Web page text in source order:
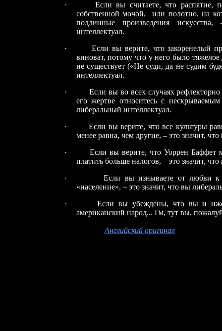
·
Если вы считаете, что распятие,
собственной мочой, или полотно, на
подлинные произведения
интеллектуал.
·
Если вы верите, что закоренелый
виноват, потому что у него было
не существует («Не суди, да не судим
интеллектуал.
·
Если вы во всех случаях
его жертве относитесь с
либеральный интеллектуал.
·
Если вы верите, что все культуры
менее равна, чем другие, – это значит,
·
Если вы верите, что Уоррен Баффет
платить больше налогов, – это значит,
·
Если вы изнываете от любви к
«население», – это значит, что вы
·
Если вы убеждены, что вы и иже
американский народ... Гм, тут вы,
Английский оригинал